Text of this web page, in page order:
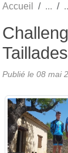
Accueil
Taillades
Publié le 08 mai